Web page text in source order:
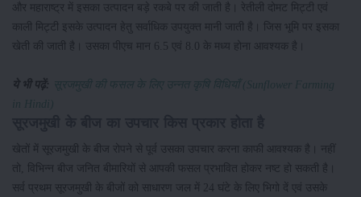
और महाराष्ट्र में इसका उत्पादन बड़े रकबे पर की जाती है। रेतीली दोमट मिट्टी एवं
काली मिट्टी इसके उत्पादन हेतु सर्वाधिक उपयुक्त मानी जाती है। जिस भूमि पर इसका
खेती की जाती है। उसका पीएच मान 6.5 एवं 8.0 के मध्य होना आवश्यक है।
ये भी पढ़ें: सूरजमुखी की फसल के लिए उन्नत कृषि विधियाँ (Sunflower Farming
in Hindi)
खेतों में सूरजमुखी के बीज रोपने से पूर्व उसका उपचार करना काफी आवश्यक है। नहीं
तो, विभिन्न बीज जनित बीमारियों से आपकी फसल प्रभावित होकर नष्ट हो सकती है।
सर्व प्रथम सूरजमुखी के बीजों को साधारण जल में 24 घंटे के लिए भिगो दें एवं उसके